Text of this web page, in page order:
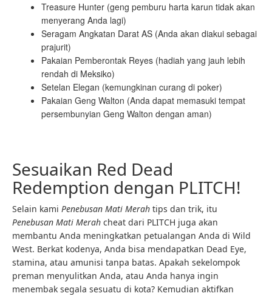
Treasure Hunter (geng pemburu harta karun tidak akan
menyerang Anda lagi)
Seragam Angkatan Darat AS (Anda akan diakui sebagai
prajurit)
Pakaian Pemberontak Reyes (hadiah yang jauh lebih
rendah di Meksiko)
Setelan Elegan (kemungkinan curang di poker)
Pakaian Geng Walton (Anda dapat memasuki tempat
persembunyian Geng Walton dengan aman)
Sesuaikan Red Dead
Redemption dengan PLITCH!
Selain kami Penebusan Mati Merah tips dan trik, itu
Penebusan Mati Merah cheat dari PLITCH juga akan
membantu Anda meningkatkan petualangan Anda di Wild
West. Berkat kodenya, Anda bisa mendapatkan Dead Eye,
stamina, atau amunisi tanpa batas. Apakah sekelompok
preman menyulitkan Anda, atau Anda hanya ingin
menembak segala sesuatu di kota? Kemudian aktifkan